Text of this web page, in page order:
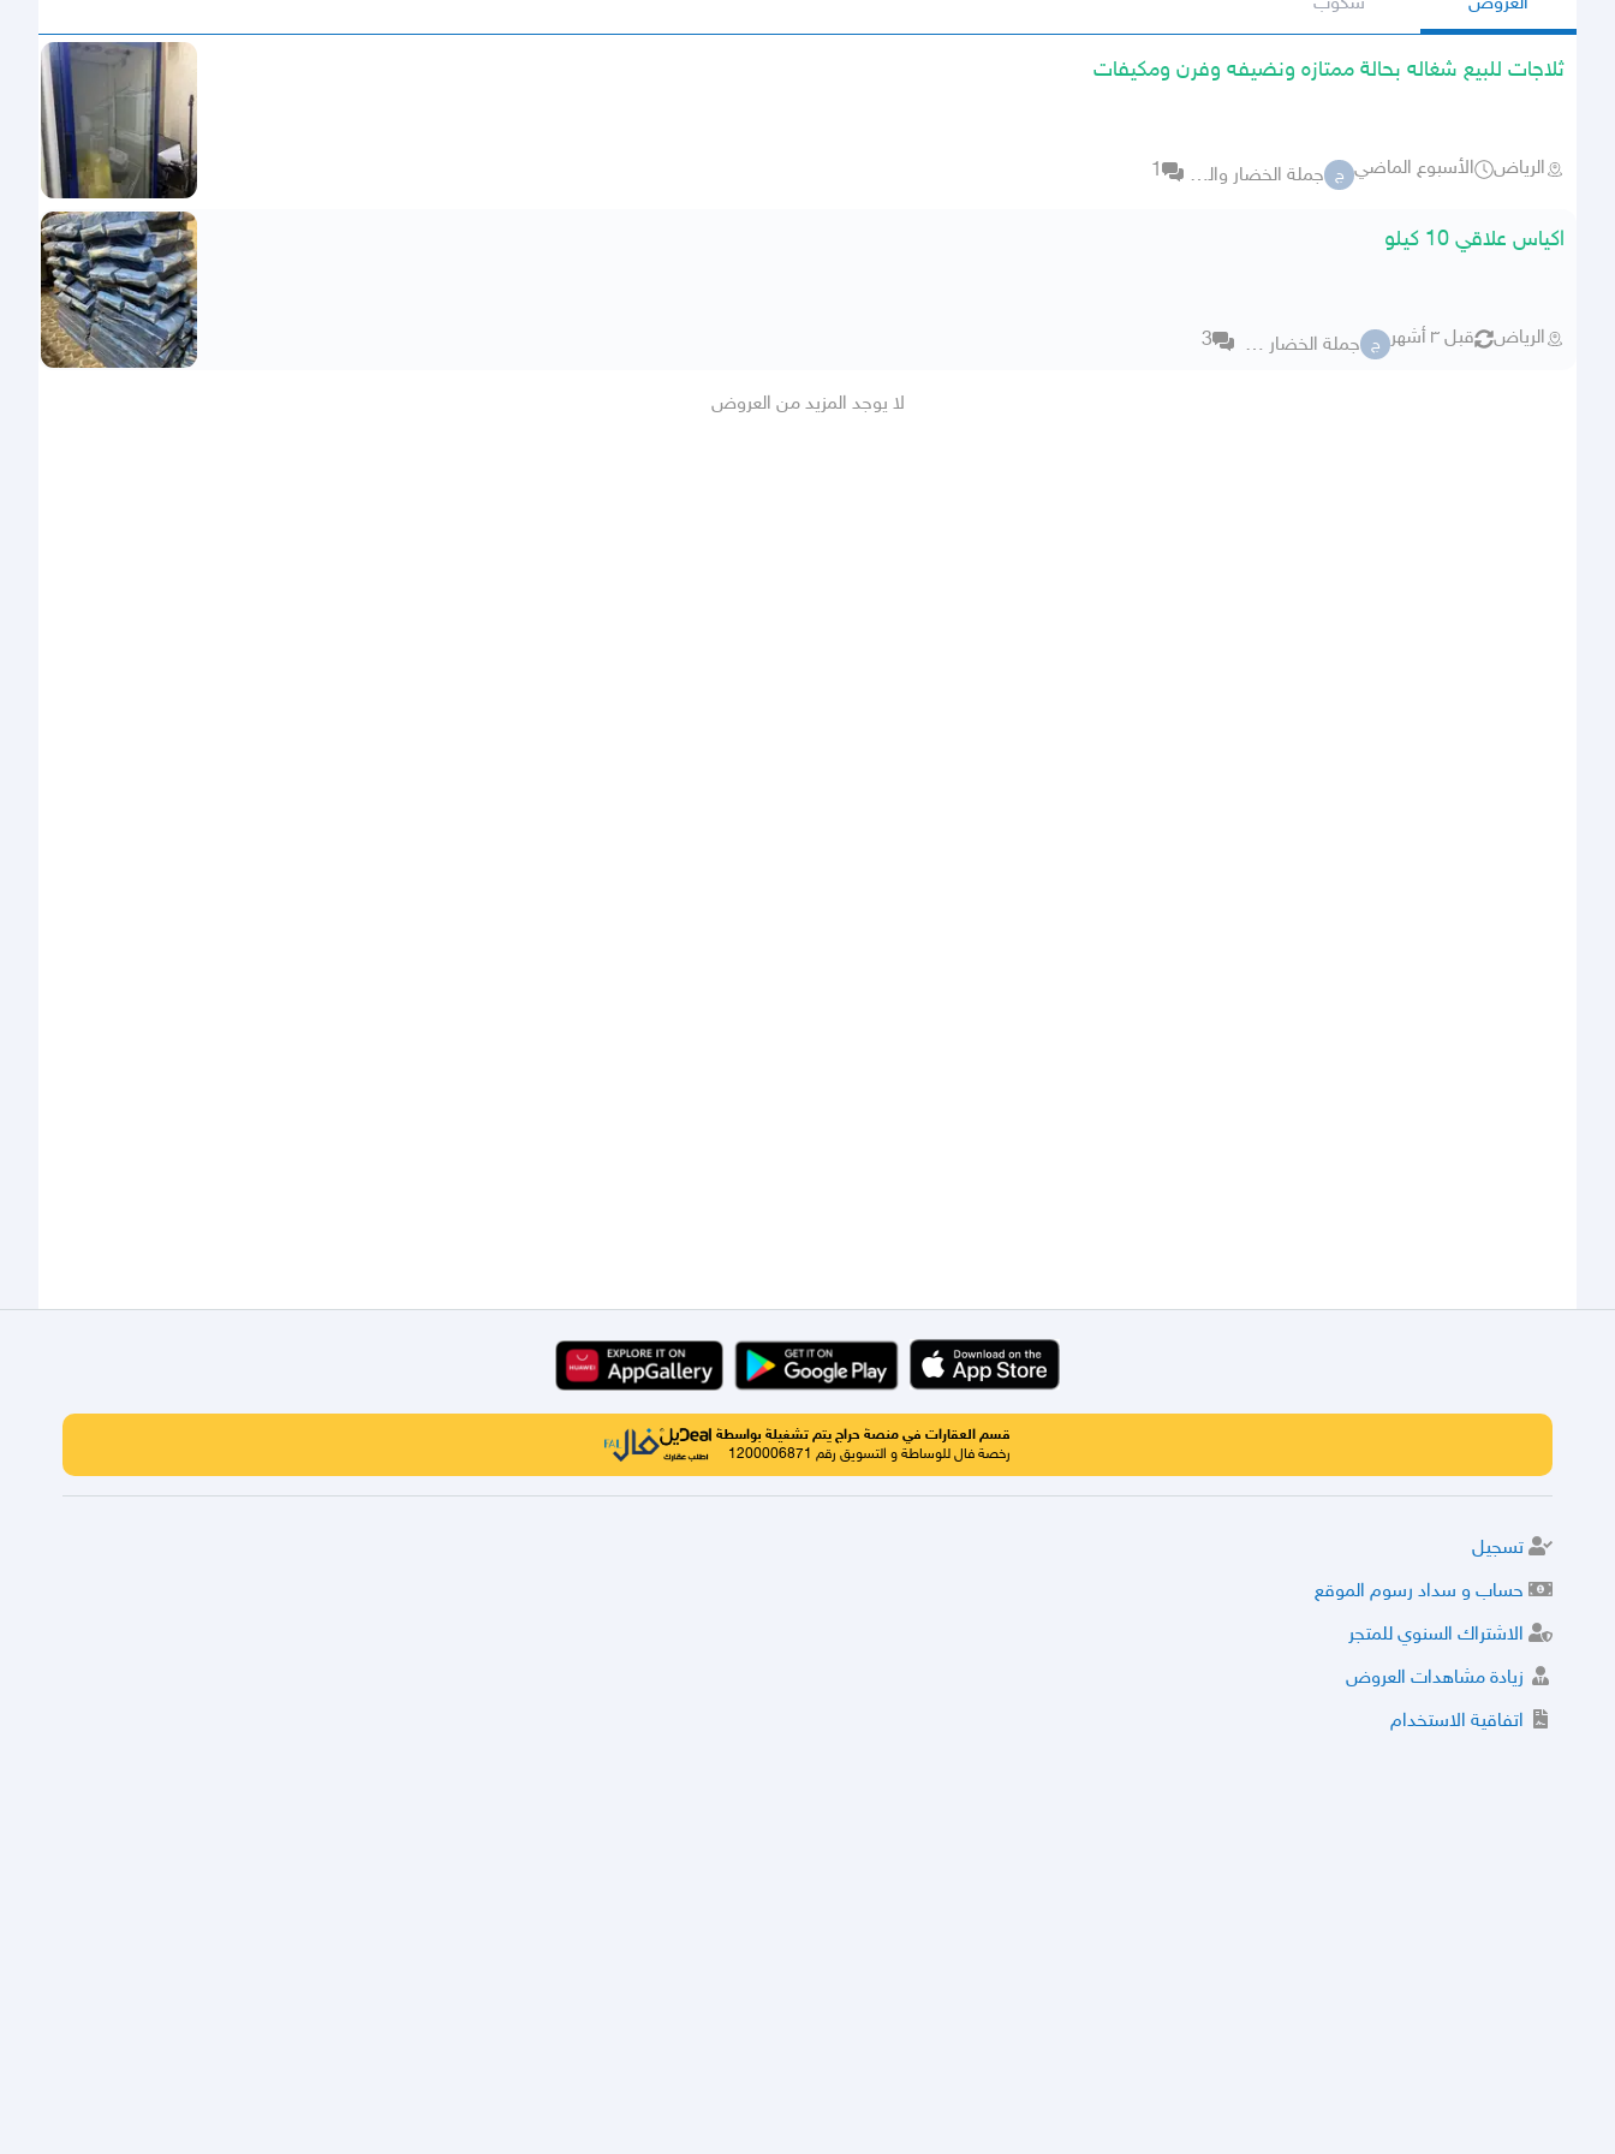
ثلاجات للبيع شغاله بحالة ممتازه ونضيفه وفرن ومكيفات
الرياض الأسبوع الماضي ج جملة الخضار والفواكة 1
اكياس علاقي 10 كيلو
الرياض قبل ٣ أشهر ج جملة الخضار والفواكة 3
لا يوجد المزيد من العروض
قسم العقارات في منصة حراج يتم تشغيلة بواسطة
رخصة فال للوساطة و التسويق رقم 1200006871
تسجيل
حساب و سداد رسوم الموقع
الاشتراك السنوي للمتجر
زيادة مشاهدات العروض
اتفاقية الاستخدام